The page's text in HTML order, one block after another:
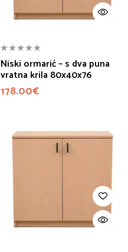
Niski ormarić – s dva puna
vratna krila 80x40x76
178.00€